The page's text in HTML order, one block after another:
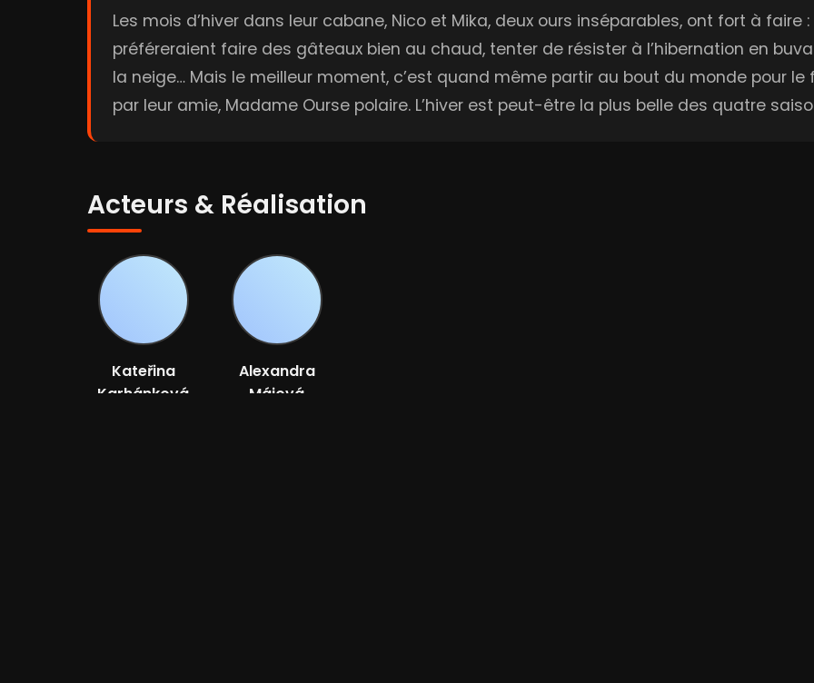
Les mois d’hiver dans leur cabane, Nico et Mika, deux ours inséparables, ont fort à faire
préféreraient faire des gâteaux bien au chaud, tenter de résister à l’hibernation en
la neige… Mais le meilleur moment, c’est quand même partir au bout du monde pour
par leur amie, Madame Ourse polaire. L’hiver est peut-être la plus belle des quatre
Acteurs & Réalisation
Kateřina
Karhánková
Alexandra
Májová